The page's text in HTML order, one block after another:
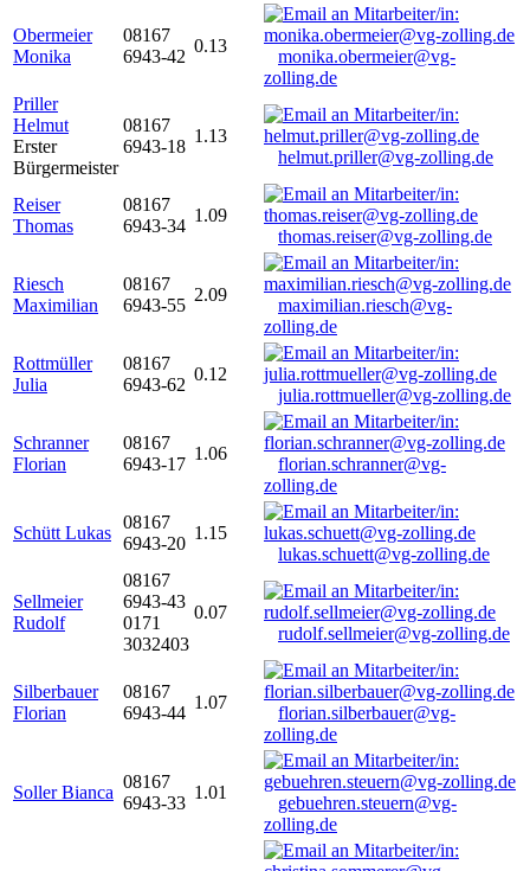
Obermeier
Monika
08167
6943-42
0.13
monika.obermeier@vg-
zolling.de
Priller
Helmut
Erster
Bürgermeister
08167
6943-18
1.13
helmut.priller@vg-zolling.de
Reiser
Thomas
08167
6943-34
1.09
thomas.reiser@vg-zolling.de
Riesch
Maximilian
08167
6943-55
2.09
maximilian.riesch@vg-
zolling.de
Rottmüller
Julia
08167
6943-62
0.12
julia.rottmueller@vg-zolling.de
Schranner
Florian
08167
6943-17
1.06
florian.schranner@vg-
zolling.de
Schütt Lukas
08167
6943-20
1.15
lukas.schuett@vg-zolling.de
Sellmeier
Rudolf
08167
6943-43
0171
3032403
0.07
rudolf.sellmeier@vg-zolling.de
Silberbauer
Florian
08167
6943-44
1.07
florian.silberbauer@vg-
zolling.de
Soller Bianca
08167
6943-33
1.01
gebuehren.steuern@vg-
zolling.de